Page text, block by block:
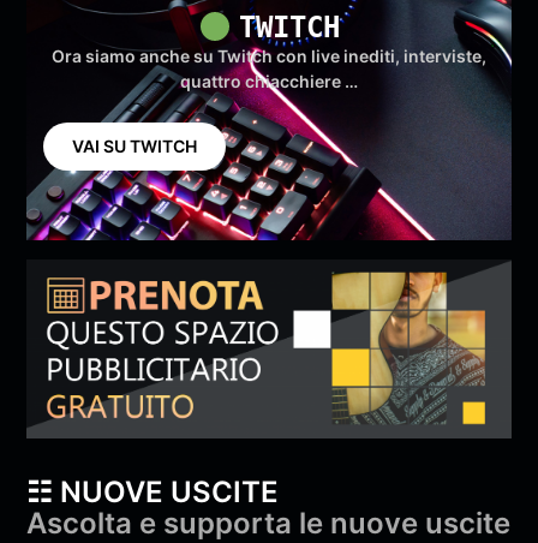
TWITCH
Ora siamo anche su Twitch con live inediti, interviste,
quattro chiacchiere …
VAI SU TWITCH
☷ NUOVE USCITE
Ascolta e supporta le nuove uscite